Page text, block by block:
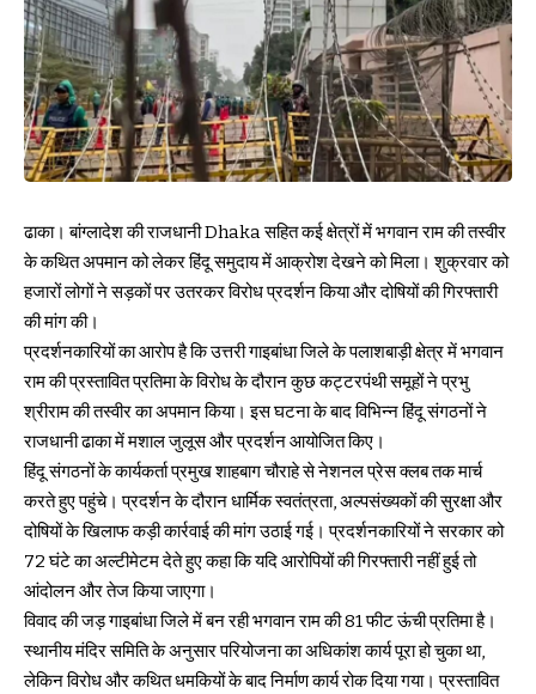
ढाका। बांग्लादेश की राजधानी Dhaka सहित कई क्षेत्रों में भगवान राम की तस्वीर
के कथित अपमान को लेकर हिंदू समुदाय में आक्रोश देखने को मिला। शुक्रवार को
हजारों लोगों ने सड़कों पर उतरकर विरोध प्रदर्शन किया और दोषियों की गिरफ्तारी
की मांग की।
प्रदर्शनकारियों का आरोप है कि उत्तरी गाइबांधा जिले के पलाशबाड़ी क्षेत्र में भगवान
राम की प्रस्तावित प्रतिमा के विरोध के दौरान कुछ कट्टरपंथी समूहों ने प्रभु
श्रीराम की तस्वीर का अपमान किया। इस घटना के बाद विभिन्न हिंदू संगठनों ने
राजधानी ढाका में मशाल जुलूस और प्रदर्शन आयोजित किए।
हिंदू संगठनों के कार्यकर्ता प्रमुख शाहबाग चौराहे से नेशनल प्रेस क्लब तक मार्च
करते हुए पहुंचे। प्रदर्शन के दौरान धार्मिक स्वतंत्रता, अल्पसंख्यकों की सुरक्षा और
दोषियों के खिलाफ कड़ी कार्रवाई की मांग उठाई गई। प्रदर्शनकारियों ने सरकार को
72 घंटे का अल्टीमेटम देते हुए कहा कि यदि आरोपियों की गिरफ्तारी नहीं हुई तो
आंदोलन और तेज किया जाएगा।
विवाद की जड़ गाइबांधा जिले में बन रही भगवान राम की 81 फीट ऊंची प्रतिमा है।
स्थानीय मंदिर समिति के अनुसार परियोजना का अधिकांश कार्य पूरा हो चुका था,
लेकिन विरोध और कथित धमकियों के बाद निर्माण कार्य रोक दिया गया। प्रस्तावित